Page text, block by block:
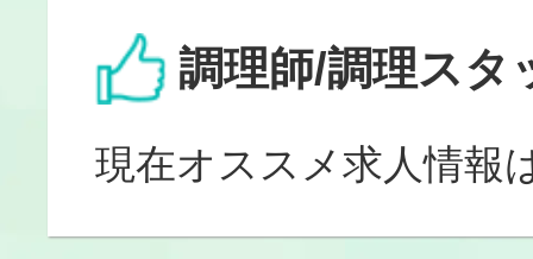
調理師/調理スタ
現在オススメ求人情報